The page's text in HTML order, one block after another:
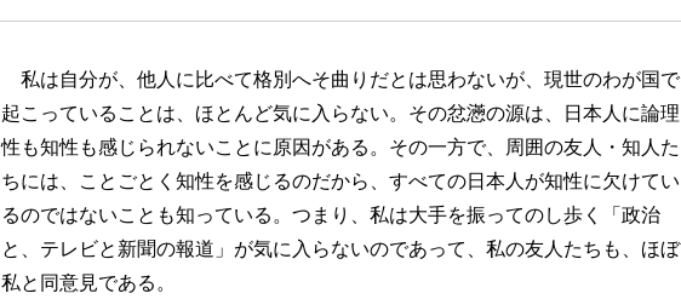
私は自分が、他人に比べて格別へそ曲りだとは思わないが、現世のわが国で
起こっていることは、ほとんど気に入らない。その忿懣の源は、日本人に論理
性も知性も感じられないことに原因がある。その一方で、周囲の友人・知人た
ちには、ことごとく知性を感じるのだから、すべての日本人が知性に欠けてい
るのではないことも知っている。つまり、私は大手を振ってのし歩く「政治
と、テレビと新聞の報道」が気に入らないのであって、私の友人たちも、ほぼ
私と同意見である。